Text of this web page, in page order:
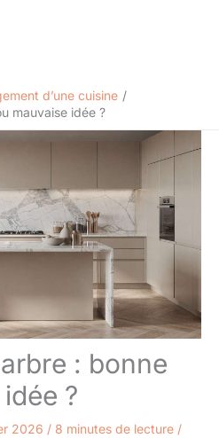
d’une cuisine
mauvaise idée ?
: bonne
?
2026 / 8 minutes de lecture /